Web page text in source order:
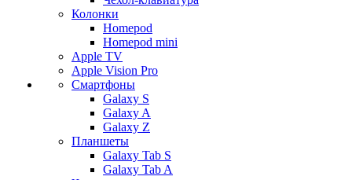
Колонки
Homepod
Homepod mini
Apple TV
Apple Vision Pro
Смартфоны
Galaxy S
Galaxy A
Galaxy Z
Планшеты
Galaxy Tab S
Galaxy Tab A